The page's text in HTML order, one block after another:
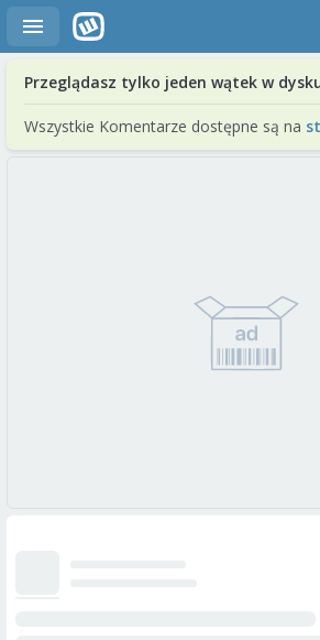
Przeglądasz tylko jeden wątek w
Wszystkie Komentarze dostępne są na